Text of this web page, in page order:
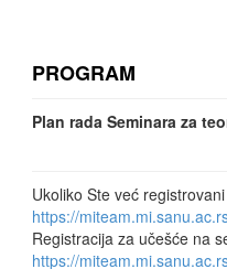
PROGRAM
Plan rada Seminara za
Ukoliko Ste već
https://
Registracija za učešće na
https://